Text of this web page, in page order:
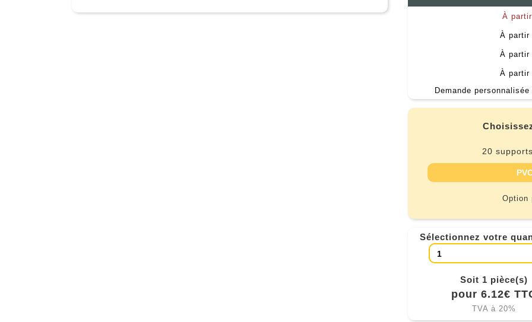
À
À
À
À
Demande
20
Option
Sélectionnez votre
Soit 1 pièce(s)
pour 6.12€
TVA à 20%